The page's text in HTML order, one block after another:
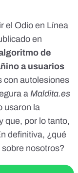
el Odio en Línea
en
de
a usuarios
con autolesiones
a Maldita.es
usaron la
que, por lo tanto,
definitiva, ¿qué
nosotros?